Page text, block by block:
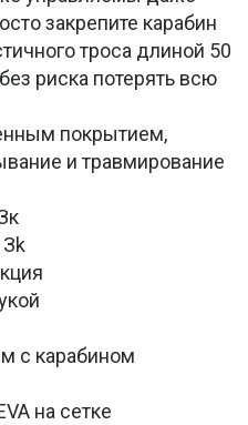
закрепите карабин
троса длиной 50
риска потерять всю
покрытием,
и травмирование
карабином
на сетке